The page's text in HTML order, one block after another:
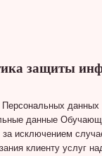
защиты
данных
данные
исключением
клиенту услуг